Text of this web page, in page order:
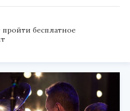
бесплатное